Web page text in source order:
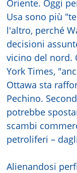
Oriente. Oggi
Usa sono più
l'altro, perché
decisioni
vicino del nord.
York Times,
Ottawa sta
Pechino.
potrebbe
scambi
petroliferi –
Alienandosi